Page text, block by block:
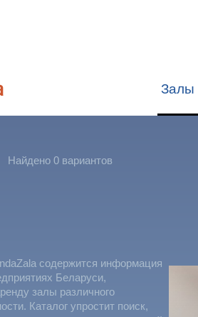
Залы
Найдено 0 вариантов
содержится информация
Беларуси,
залы различного
Каталог упростит поиск,